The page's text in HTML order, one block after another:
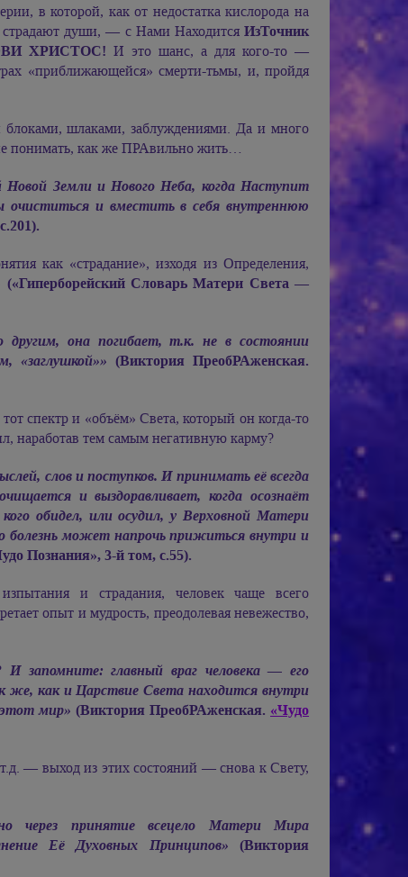
в которой, как от недостатка кислорода на
страдают души, — с Нами Находится ИзТочник
ХРИСТОС! И это шанс, а для кого-то —
«приближающейся» смерти-тьмы, и, пройдя
блоками, шлаками, заблуждениями. Да и много
понимать, как же ПРАвильно жить…
Земли и Нового Неба, когда Наступит
и вместить в себя внутреннюю
как «страдание», изходя из Определения,
(«Гиперборейский Словарь Матери Света —
она погибает, т.к. не в состоянии
«заглушкой»» (Виктория ПреобРАженская.
спектр и «объём» Света, который он когда-то
наработав тем самым негативную карму?
слов и поступков. И принимать её всегда
и выздоравливает, когда осознаёт
обидел, или осудил, у Верховной Матери
может напрочь прижиться внутри и
Познания», 3-й том, с.55).
и страдания, человек чаще всего
опыт и мудрость, преодолевая невежество,
запомните: главный враг человека — его
же, как и Царствие Света находится внутри
мир» (Виктория ПреобРАженская. «Чудо
— выход из этих состояний — снова к Свету,
через принятие всецело Матери Мира
Её Духовных Принципов» (Виктория